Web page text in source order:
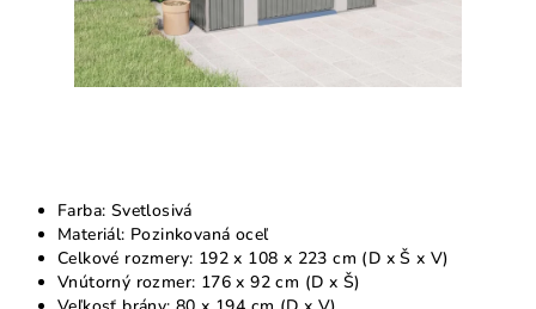
Farba: Svetlosivá
Materiál: Pozinkovaná oceľ
Celkové rozmery: 192 x 108 x 223 cm (D x Š x V)
Vnútorný rozmer: 176 x 92 cm (D x Š)